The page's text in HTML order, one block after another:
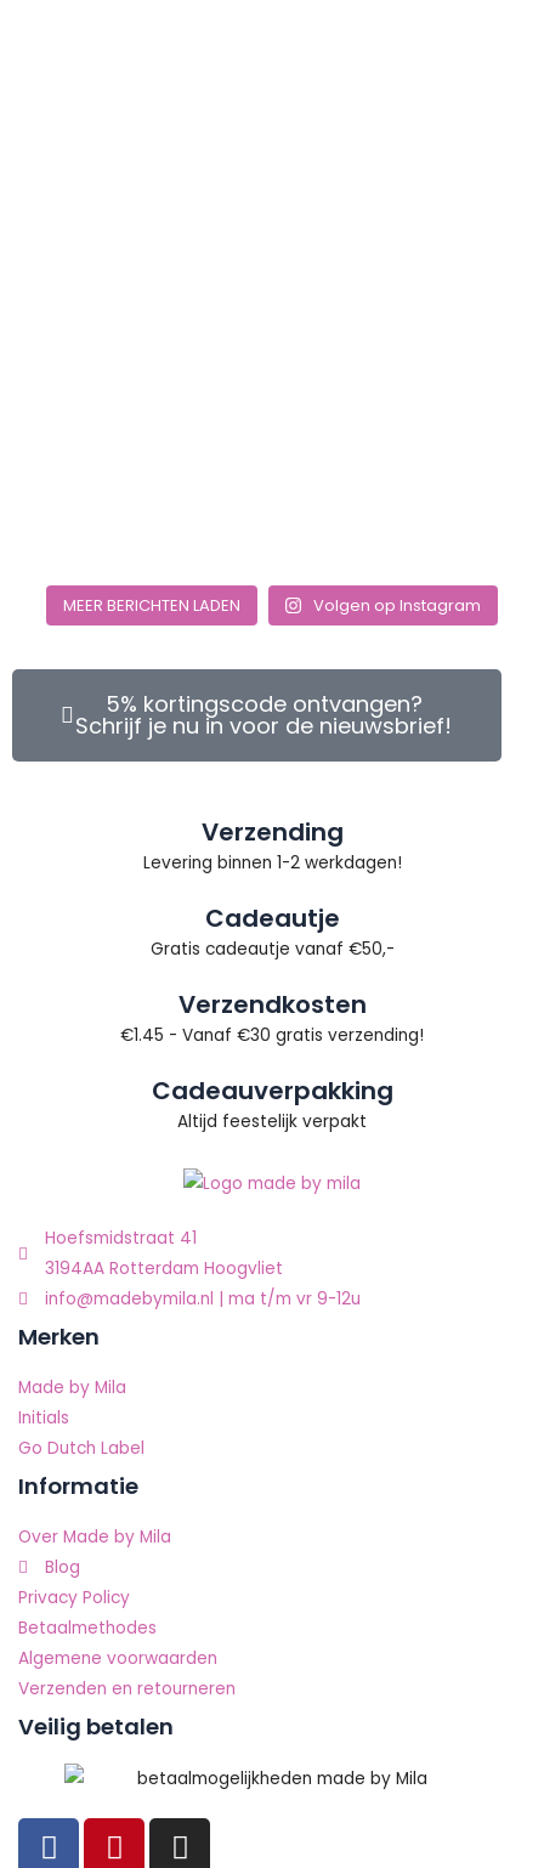
MEER BERICHTEN LADEN Volgen op Instagram
5% kortingscode ontvangen?
Schrijf je nu in voor de nieuwsbrief!
Verzending
Levering binnen 1-2 werkdagen!
Cadeautje
Gratis cadeautje vanaf €50,-
Verzendkosten
€1.45 - Vanaf €30 gratis verzending!
Cadeauverpakking
Altijd feestelijk verpakt
Hoefsmidstraat 41
3194AA Rotterdam Hoogvliet
info@madebymila.nl | ma t/m vr 9-12u
Merken
Made by Mila
Initials
Go Dutch Label
Informatie
Over Made by Mila
Blog
Privacy Policy
Betaalmethodes
Algemene voorwaarden
Verzenden en retourneren
Veilig betalen
F P I